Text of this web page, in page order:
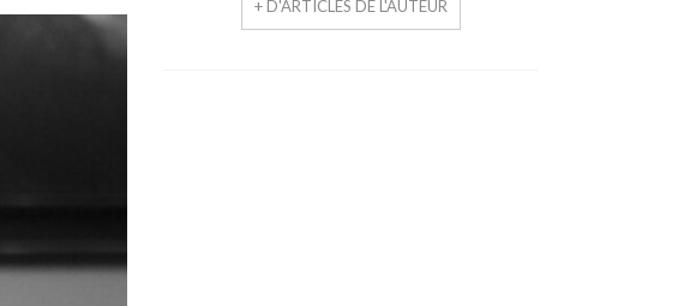
+ D'ARTICLES DE L'AUTEUR